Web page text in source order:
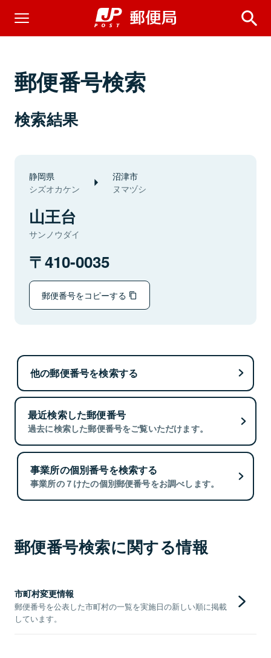
郵便番号検索
検索結果
静岡県
シズオカケン
沼津市
ヌマヅシ
山王台
サンノウダイ
410-0035
郵便番号をコピーする
他の郵便番号を検索する
最近検索した郵便番号
過去に検索した郵便番号をご覧いただけます。
事業所の個別番号を検索する
事業所の７けたの個別郵便番号をお調べします。
郵便番号検索に関する情報
市町村変更情報
郵便番号を公表した市町村の一覧を実施日の新しい順に掲載
しています。